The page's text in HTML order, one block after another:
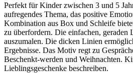
Perfekt für Kinder zwischen 3 und 5
aufregendes Thema, das positive
Kombination aus Box und Schleife
zu überfordern. Die einfachen,
auszumalen. Die dicken Linien
Ergebnisse. Das Motiv regt zu
Beschenkt-werden und Weihnachten.
Lieblingsgeschenke beschreiben.